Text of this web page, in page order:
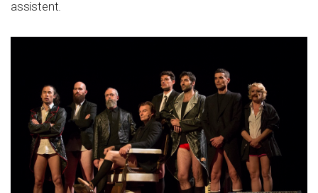
assistent.